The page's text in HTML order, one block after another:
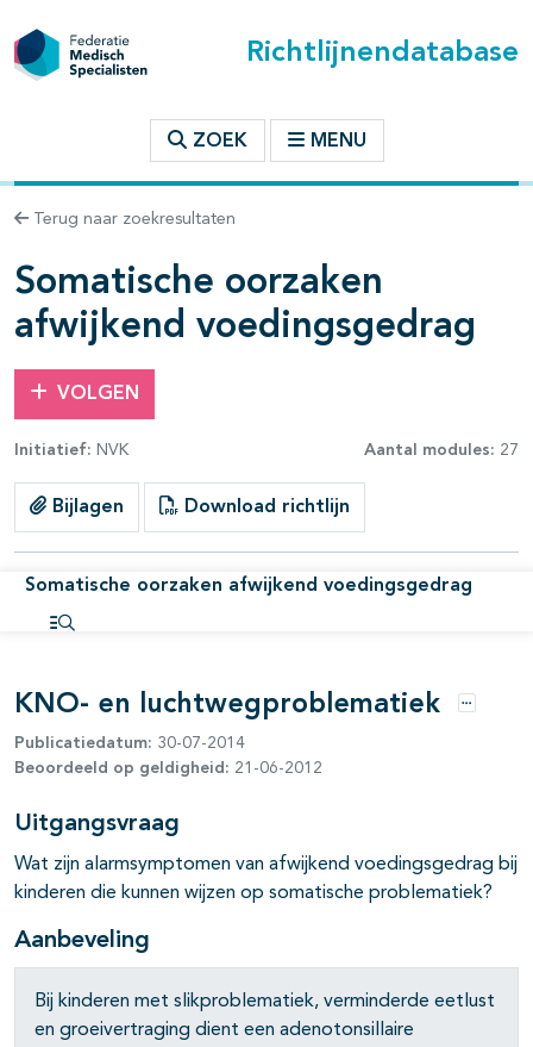
Richtlijnendatabase
ZOEK MENU
Terug naar zoekresultaten
Somatische oorzaken
afwijkend voedingsgedrag
VOLGEN
Initiatief: NVK Aantal modules: 27
Bijlagen Download richtlijn
Somatische oorzaken afwijkend voedingsgedrag
openklappen
open- en dichtklappen
open- en dichtklappen
open- en dichtklappen
open- en dichtklappen
open- en dichtklappen
open- en dichtklappen
KNO- en luchtwegproblematiek Opties
Publicatiedatum: 30-07-2014
Beoordeeld op geldigheid: 21-06-2012
Uitgangsvraag
Wat zijn alarmsymptomen van afwijkend voedingsgedrag bij
kinderen die kunnen wijzen op somatische problematiek?
Aanbeveling
Bij kinderen met slikproblematiek, verminderde eetlust
en groeivertraging dient een adenotonsillaire